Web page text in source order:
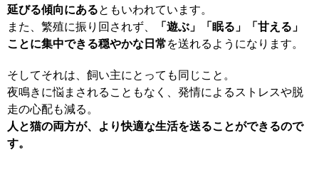
延びる傾向にあるともいわれています。
また、繁殖に振り回されず、
「遊ぶ」「眠る」「甘える」
ことに集中できる穏やかな日常を送れるようになります。
そしてそれは、飼い主にとっても同じこと。
夜鳴きに悩まされることもなく、発情によるストレスや脱
走の心配も減る。
人と猫の両方が、より快適な生活を送ることができるので
す。